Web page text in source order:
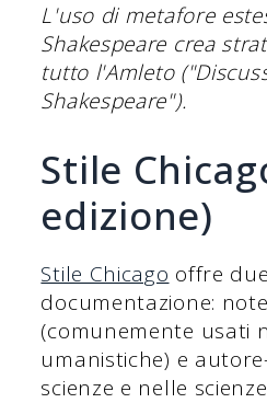
L'uso di metafore
Shakespeare crea
tutto l'Amleto
Shakespeare").
Stile
edizione)
Stile Chicago offre
documentazione:
(comunemente usati
umanistiche) e
scienze e nelle